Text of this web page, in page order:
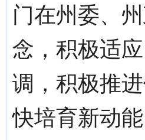
门在州委、
念，积极适
调，积极推
快培育新动